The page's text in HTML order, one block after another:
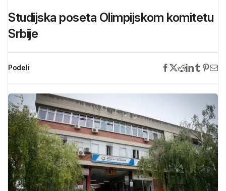
Studijska poseta Olimpijskom komitetu
Srbije
Podeli